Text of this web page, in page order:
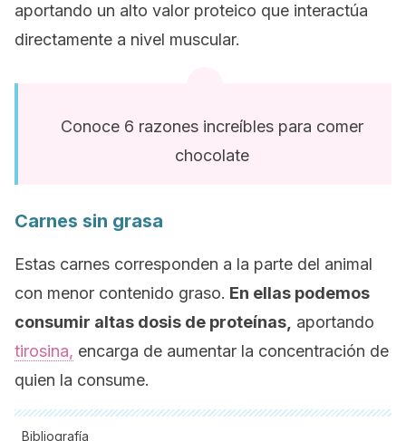
aportando un alto valor proteico que interactúa
directamente a nivel muscular.
Conoce 6 razones increíbles para comer
chocolate
Carnes sin grasa
Estas carnes corresponden a la parte del animal
con menor contenido graso. En ellas podemos
consumir altas dosis de proteínas, aportando
tirosina, encarga de aumentar la concentración de
quien la consume.
Bibliografía